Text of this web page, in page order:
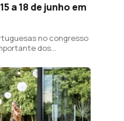
a 18 de junho em
no congresso
dos